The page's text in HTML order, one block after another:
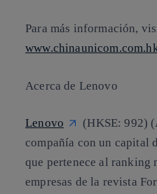
Para más información,
Acerca de Lenovo
Lenovo
(HKSE: 992)
compañía con un capital
que pertenece al ranking
empresas de la revista